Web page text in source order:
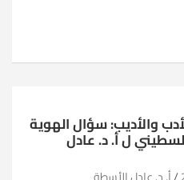
والأديب: سؤال الهوية
ل أ. د. عادل